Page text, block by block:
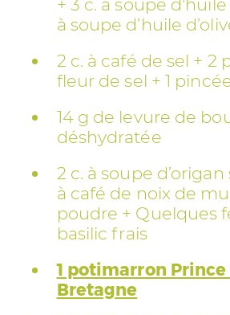
+ 3 c. à soupe d'huile
à soupe d’huile
2 c. à café de sel + 2
fleur de sel + 1
14 g de levure de
déshydratée
2 c. à soupe d’origan
à café de noix de
poudre + Quelques
basilic frais
1 potimarron Prince
Bretagne